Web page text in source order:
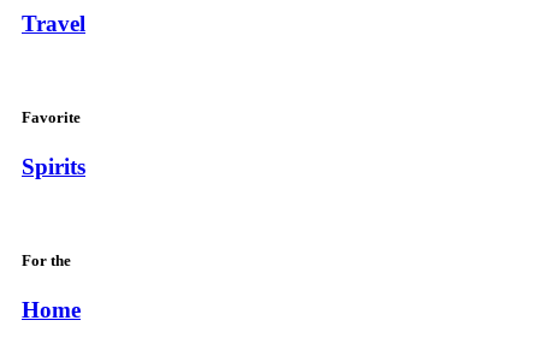
Travel
Favorite
Spirits
For the
Home